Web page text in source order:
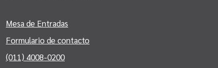
Mesa de Entradas
Formulario de contacto
(011) 4008-0200